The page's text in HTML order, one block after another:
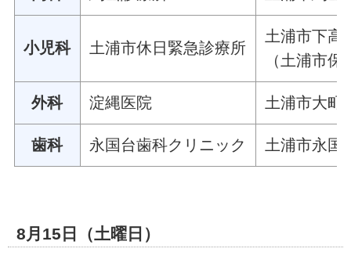
小児科 土浦市休日緊急診療所
土浦市下高
（土浦市
外科 淀縄医院 土浦市大町
歯科 永国台歯科クリニック 土浦市永国
8月15日（土曜日）